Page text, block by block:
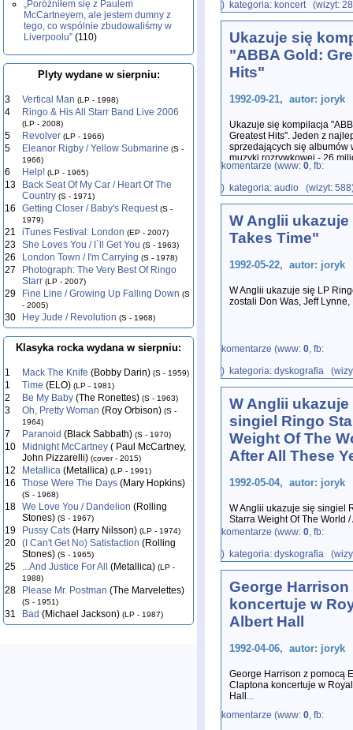
„Poróżniłem się z Paulem
McCartneyem, ale jestem dumny z
tego, co wspólnie zbudowaliśmy w
Liverpoolu” (110)
Plyty wydane w sierpniu:
3 Vertical Man (LP - 1998)
4 Ringo & His All Starr Band Live 2006
(LP - 2008)
5 Revolver (LP - 1966)
5 Eleanor Rigby / Yellow Submarine (S -
1966)
6 Help! (LP - 1965)
13
Back Seat Of My Car / Heart Of The
Country (S - 1971)
16 Getting Closer / Baby's Request (S -
1979)
21 iTunes Festival: London (EP - 2007)
23 She Loves You / I`ll Get You (S - 1963)
26 London Town / I'm Carrying (S - 1978)
27
Photograph: The Very Best Of Ringo
Starr (LP - 2007)
29 Fine Line / Growing Up Falling Down (S
- 2005)
30 Hey Jude / Revolution (S - 1968)
Klasyka rocka wydana w sierpniu:
1 Mack The Knife (Bobby Darin) (S - 1959)
1 Time (ELO) (LP - 1981)
2 Be My Baby (The Ronettes) (S - 1963)
3 Oh, Pretty Woman (Roy Orbison) (S -
1964)
7 Paranoid (Black Sabbath) (S - 1970)
10 Midnight McCartney ( Paul McCartney,
John Pizzarelli) (cover - 2015)
12 Metallica (Metallica) (LP - 1991)
16 Those Were The Days (Mary Hopkins)
(S - 1968)
18 We Love You / Dandelion (Rolling
Stones) (S - 1967)
19 Pussy Cats (Harry Nilsson) (LP - 1974)
20 (I Can't Get No) Satisfaction (Rolling
Stones) (S - 1965)
25 ...And Justice For All (Metallica) (LP -
1988)
28 Please Mr. Postman (The Marvelettes)
(S - 1951)
31 Bad (Michael Jackson) (LP - 1987)
) kategoria: koncert (wizyt:
Ukazuje się
"ABBA Gold:
Hits"
1992-09-21, autor: joryk
Ukazuje się kompilacja
Greatest Hits". Jeden z
sprzedających się albumów
muzyki rozrywkowej - 26
komentarze (www: 0, fb:
) kategoria: audio (wizyt:
W Anglii
Takes Time"
1992-05-22, autor: joryk
W Anglii ukazuje się LP
zostali Don Was, Jeff
komentarze (www: 0, fb:
) kategoria: dyskografia
W Anglii ukazuje
singiel Ringo
Weight Of The
After All These
1992-05-04, autor: joryk
W Anglii ukazuje się singiel
Starra Weight Of The World
"Time Takes Time". Singiel
komentarze (www: 0, fb:
) kategoria: dyskografia
George Harrison
koncertuje w
Albert Hall
1992-04-06, autor: joryk
George Harrison z pomocą
Claptona koncertuje w
Hall ...
komentarze (www: 0, fb: